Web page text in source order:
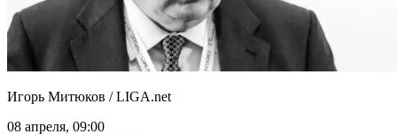
Игорь Митюков / LIGA.net
08 апреля, 09:00